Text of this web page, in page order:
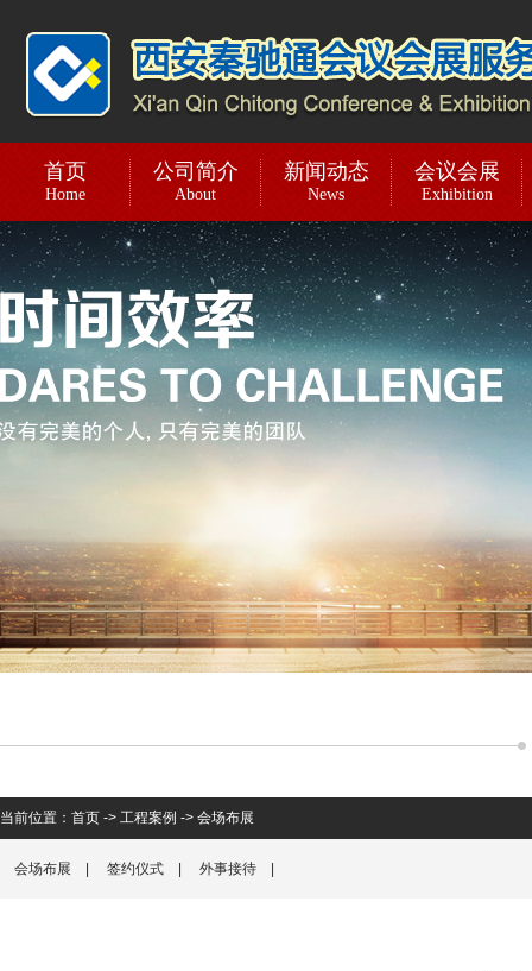
首页
Home
公司简介
About
新闻动态
News
会议会展
Exhibition
当前位置： 首页 -> 工程案例 -> 会场布展
会场布展 签约仪式 外事接待